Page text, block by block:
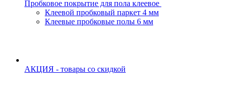
Пробковое покрытие для пола клеевое
Клеевой пробковый паркет 4 мм
Клеевые пробковые полы 6 мм
АКЦИЯ - товары со скидкой